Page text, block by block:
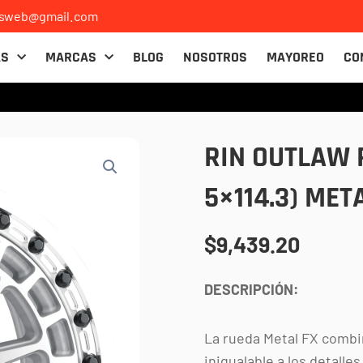
MARCAS BLOG NOSOTROS MAYOREO
RIN OUTLAW
5×114.3)
$9,439.20
DESCRIPCIÓN:
La rueda Metal FX